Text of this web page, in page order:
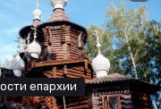
епархии